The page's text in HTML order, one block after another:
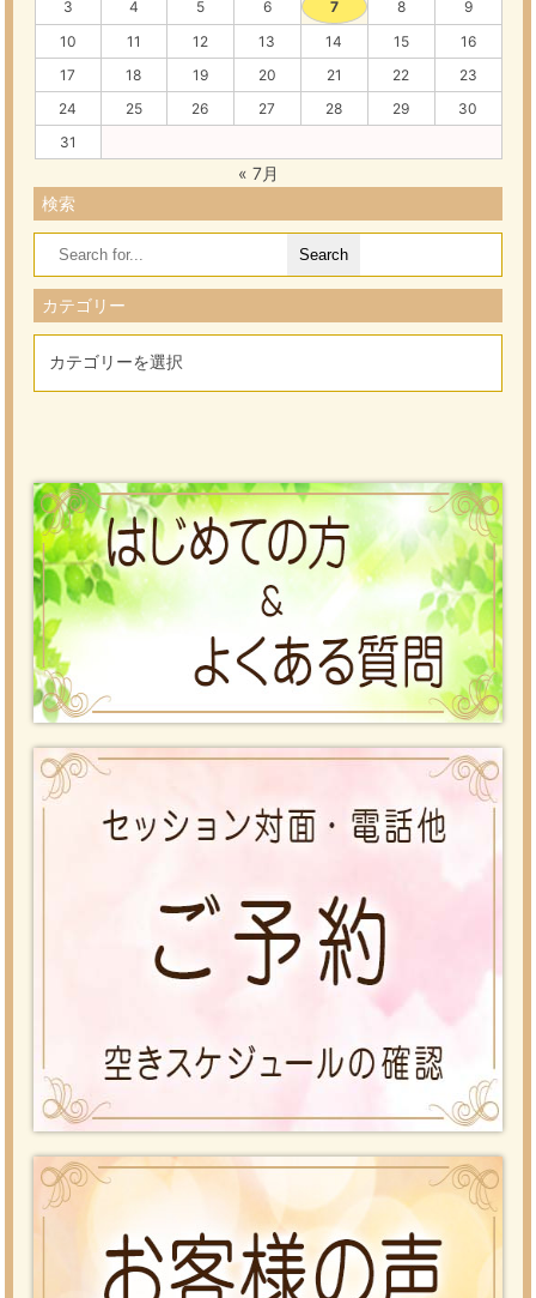
3 4 5 6 7 8
9
10
11 12 13 14 15
16
17
18 19 20 21 22
23
24
25 26 27 28 29
30
31
« 7月
検索
Search
for:
カテゴリー